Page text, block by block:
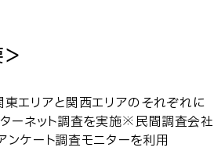
東エリアと関西エリアのそれぞれに
ターネット調査を実施※民間調査会社
ンケート調査モニターを利用